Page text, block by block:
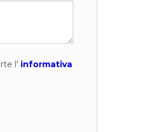
l' informativa